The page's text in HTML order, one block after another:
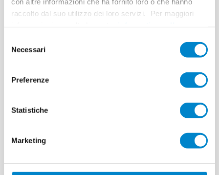
raccolto dal suo utilizzo dei loro servizi. Per maggiori
delNecessari
Preferenze
Statistiche
Marketing
Esecuzione EuroEdilizia Srl
Referenze rapporti
Genova